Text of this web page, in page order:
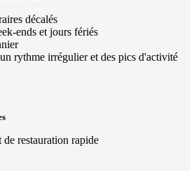
décalés
ends et jours fériés
rythme irrégulier et des pics d'activité
de restauration rapide